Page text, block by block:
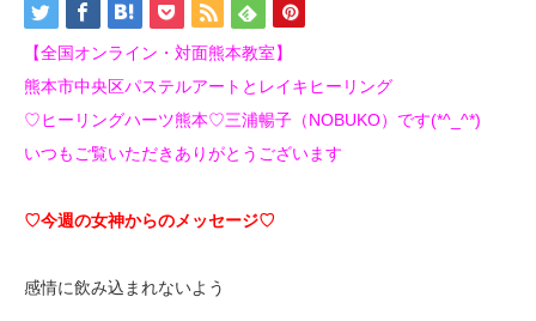
【全国オンライン・対面熊本教室】
熊本市中央区パステルアートとレイキヒーリング
♡ヒーリングハーツ熊本♡三浦暢子（NOBUKO）です(*^_^*)
いつもご覧いただきありがとうございます
♡今週の女神からのメッセージ♡
感情に飲み込まれないよう